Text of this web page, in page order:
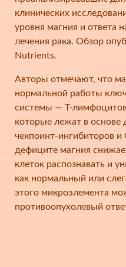
клинических
уровня магния и ответа
лечения рака. Обзор
Nutrients.
Авторы отмечают, что
нормальной работы
системы — Т-
которые лежат в основе
чекпоинт-ингибиторов и
дефиците магния
клеток распознавать и
как нормальный или
этого микроэлемента
противоопухолевый